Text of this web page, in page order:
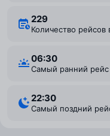
229
Количество
06:30
Самый ранний рейс
22:30
Самый поздний